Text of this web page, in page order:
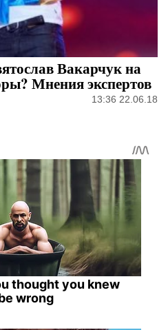
Вакарчук на
Мнения экспертов
13:36 22.06.18
thought you knew
wrong